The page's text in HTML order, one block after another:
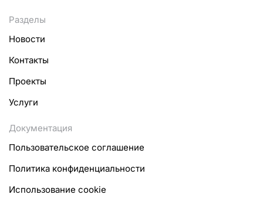
Разделы
Новости
Контакты
Проекты
Услуги
Документация
Пользовательское соглашение
Политика конфиденциальности
Использование cookie